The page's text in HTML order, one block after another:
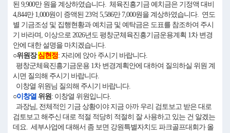
된 9,900만 원을 계상하였습니다. 체육진흥기금 예치금은 기정액 대비
4,844만 1,000원이 증액된 23억 5,586만 7,000원을 계상하였습니다. 연도
별 기금조성 및 집행현황과 예치금 및 예탁금은 도표를 참조하여 주시
기 바라며, 이상으로 2026년도 평창군체육진흥기금운용계획 1차 변경
안에 대한 설명을 마치겠습니다.
○위원장심현정: 자리에 앉아 주시기 바랍니다.
평창군체육진흥기금운용 1차 변경계획안에 대하여 질의하실 위원 계
시면 질의해 주시기 바랍니다.
이창열 위원님 질의해 주시기 바랍니다.
○이창열 위원: 이창열 위원입니다.
과장님, 전체적인 기금 상황이야 지금 아까 우리 검토보고 받은 대로
검토보고 해주신 대로 적절 적당히 적절히 잘 사용하고 있는 건 알겠는
데요. 세부사업에 대해서 좀 보면 강원특별자치도 파크골프대회가 올